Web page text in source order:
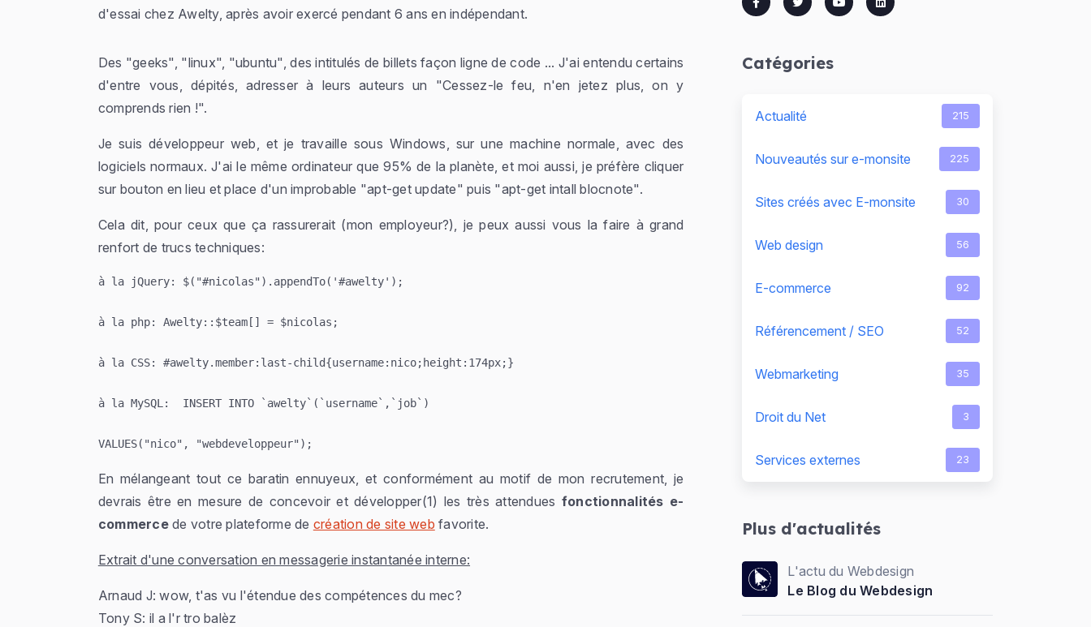
d'essai chez Awelty, après avoir exercé pendant 6 ans en indépendant.
Des "geeks", "linux", "ubuntu", des intitulés de billets façon ligne de code ... J'ai entendu certains
d'entre vous, dépités, adresser à leurs auteurs un "Cessez-le feu, n'en jetez plus, on y
comprends rien !".
Je suis développeur web, et je travaille sous Windows, sur une machine normale, avec des
logiciels normaux. J'ai le même ordinateur que 95% de la planète, et moi aussi, je préfère cliquer
sur bouton en lieu et place d'un improbable "apt-get update" puis "apt-get intall blocnote".
Cela dit, pour ceux que ça rassurerait (mon employeur?), je peux aussi vous la faire à grand
renfort de trucs techniques:
à la jQuery: $("#nicolas").appendTo('#awelty');
à la php: Awelty::$team[] = $nicolas;
à la CSS: #awelty.member:last-child{username:nico;height:174px;}
à la MySQL:  INSERT INTO `awelty`(`username`,`job`)
VALUES("nico", "webdeveloppeur");
En mélangeant tout ce baratin ennuyeux, et conformément au motif de mon recrutement, je
devrais être en mesure de concevoir et développer(1) les très attendues fonctionnalités e-
commercede votre plateforme de création de site web favorite.
Extrait d'une conversation en messagerie instantanée interne:
Arnaud J: wow, t'as vu l'étendue des compétences du mec?
Tony S: il a l'r tro balèz
Catégories
Actualité 215
Nouveautés sur e-monsite 225
Sites créés avec E-monsite 30
Web design 56
E-commerce 92
Référencement / SEO 52
Webmarketing 35
Droit du Net 3
Services externes 23
Plus d'actualités
L'actu du Webdesign
Le Blog du Webdesign